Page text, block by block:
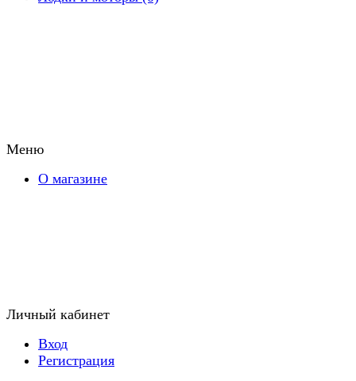
Меню
О магазине
Личный кабинет
Вход
Регистрация